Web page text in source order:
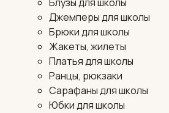
Джемперы для школы
Брюки для школы
Жакеты, жилеты
Платья для школы
Ранцы, рюкзаки
Сарафаны для школы
Юбки для школы